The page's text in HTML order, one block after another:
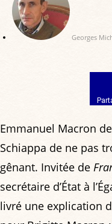
Georges
Emmanuel Macron
Schiappa de ne pas
gênant. Invitée de
secrétaire d’État à
livré une explication